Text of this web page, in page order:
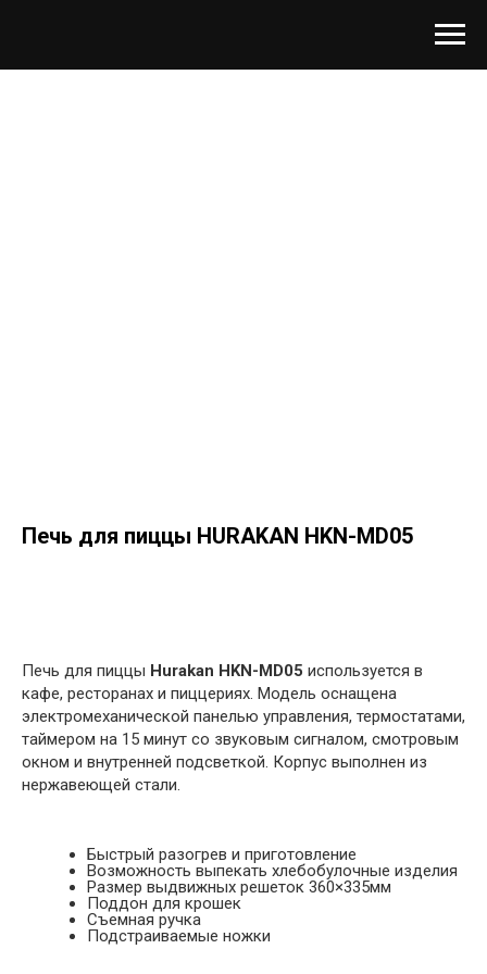
Печь для пиццы HURAKAN HKN-MD05
Печь для пиццы Hurakan HKN-MD05 используется в
кафе, ресторанах и пиццериях. Модель оснащена
электромеханической панелью управления, термостатами,
таймером на 15 минут со звуковым сигналом, смотровым
окном и внутренней подсветкой. Корпус выполнен из
нержавеющей стали.
Быстрый разогрев и приготовление
Возможность выпекать хлебобулочные изделия
Размер выдвижных решеток 360×335мм
Поддон для крошек
Съемная ручка
Подстраиваемые ножки